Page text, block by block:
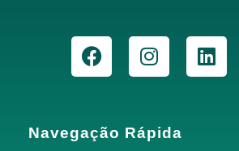
Navegação Rápida